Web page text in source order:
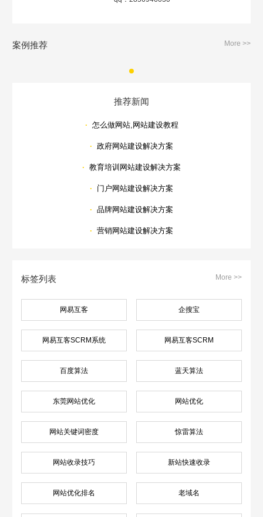
案例推荐 More >>
推荐新闻
· 怎么做网站,网站建设教程
· 政府网站建设解决方案
· 教育培训网站建设解决方案
· 门户网站建设解决方案
· 品牌网站建设解决方案
· 营销网站建设解决方案
标签列表 More >>
网易互客 企搜宝
网易互客SCRM系统 网易互客SCRM
百度算法 蓝天算法
东莞网站优化 网站优化
网站关键词密度 惊雷算法
网站收录技巧 新站快速收录
网站优化排名 老域名